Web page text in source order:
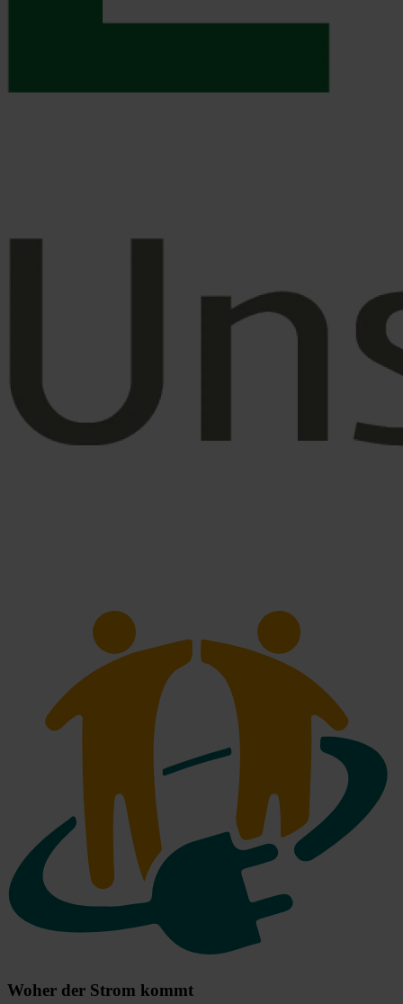
Woher der Strom kommt